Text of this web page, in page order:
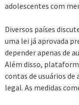
adolescentes com
Diversos países
uma lei já aprovada
depender apenas de
Além disso,
contas de usuários de
legal. As medidas